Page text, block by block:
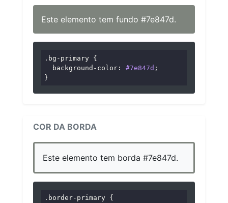
Este elemento tem fundo #7e847d.
.bg-primary {
background-color : #7e847d ;
}
COR DA BORDA
Este elemento tem borda #7e847d.
.border-primary {